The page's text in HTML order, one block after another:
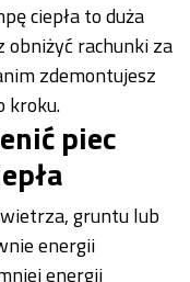
ciepła to duża
obniżyć rachunki za
zdemontujesz
kroku.
piec
gruntu lub
energii
energii